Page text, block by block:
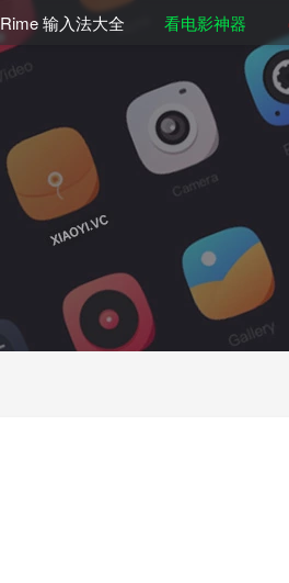
Rime 输入法大全 看电影神器